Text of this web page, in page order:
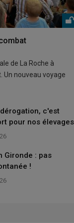
de La Roche à
Un nouveau voyage
c'est
pour nos
Gironde : pas
!